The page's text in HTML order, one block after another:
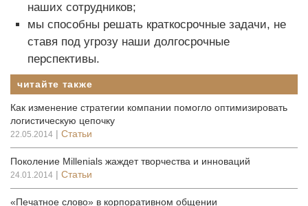
наших сотрудников;
мы способны решать краткосрочные задачи, не
ставя под угрозу наши долгосрочные
перспективы.
читайте также
Как изменение стратегии компании помогло оптимизировать
логистическую цепочку
22.05.2014 | Статьи
Поколение Millenials жаждет творчества и инноваций
24.01.2014 | Статьи
«Печатное слово» в корпоративном общении